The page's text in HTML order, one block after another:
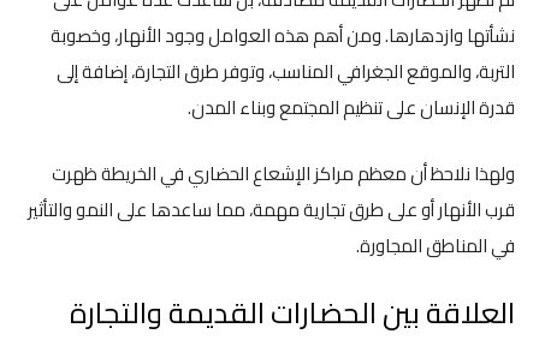
نشأتها وازدهارها. ومن أهم هذه العوامل وجود الأنهار، وخصوبة
التربة، والموقع الجغرافي المناسب، وتوفر طرق التجارة، إضافة إلى
قدرة الإنسان على تنظيم المجتمع وبناء المدن.
ولهذا نلاحظ أن معظم مراكز الإشعاع الحضاري في الخريطة ظهرت
قرب الأنهار أو على طرق تجارية مهمة، مما ساعدها على النمو والتأثير
في المناطق المجاورة.
العلاقة بين الحضارات القديمة والتجارة